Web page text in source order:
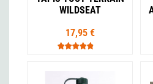
WILDSEAT
17,95 €